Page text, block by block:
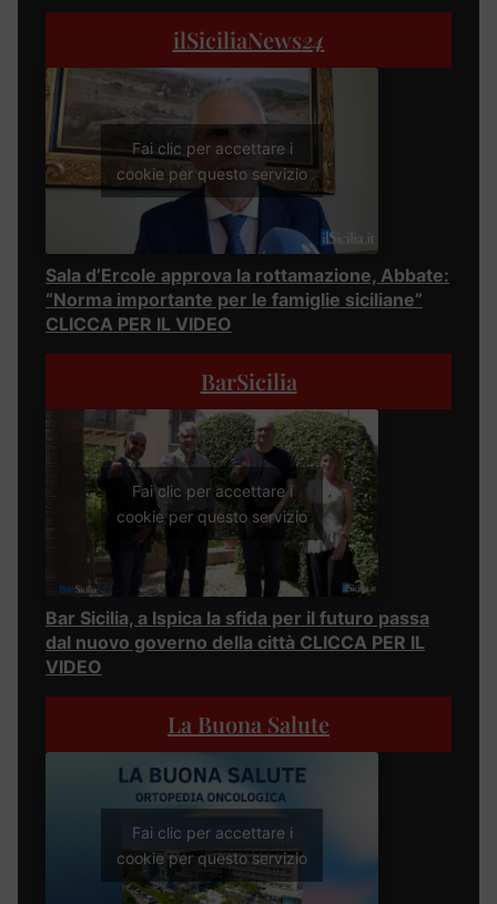
ilSiciliaNews24
Fai clic per accettare i
cookie per questo servizio
Sala d’Ercole approva la rottamazione, Abbate:
“Norma importante per le famiglie siciliane”
CLICCA PER IL VIDEO
BarSicilia
Fai clic per accettare i
cookie per questo servizio
Bar Sicilia, a Ispica la sfida per il futuro passa
dal nuovo governo della città CLICCA PER IL
VIDEO
La Buona Salute
Fai clic per accettare i
cookie per questo servizio